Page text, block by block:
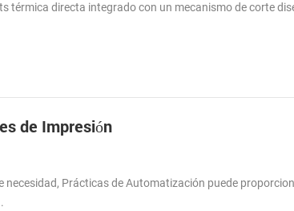
térmica directa integrado con un mecanismo de corte
de Impresión
Prácticas de Automatización puede